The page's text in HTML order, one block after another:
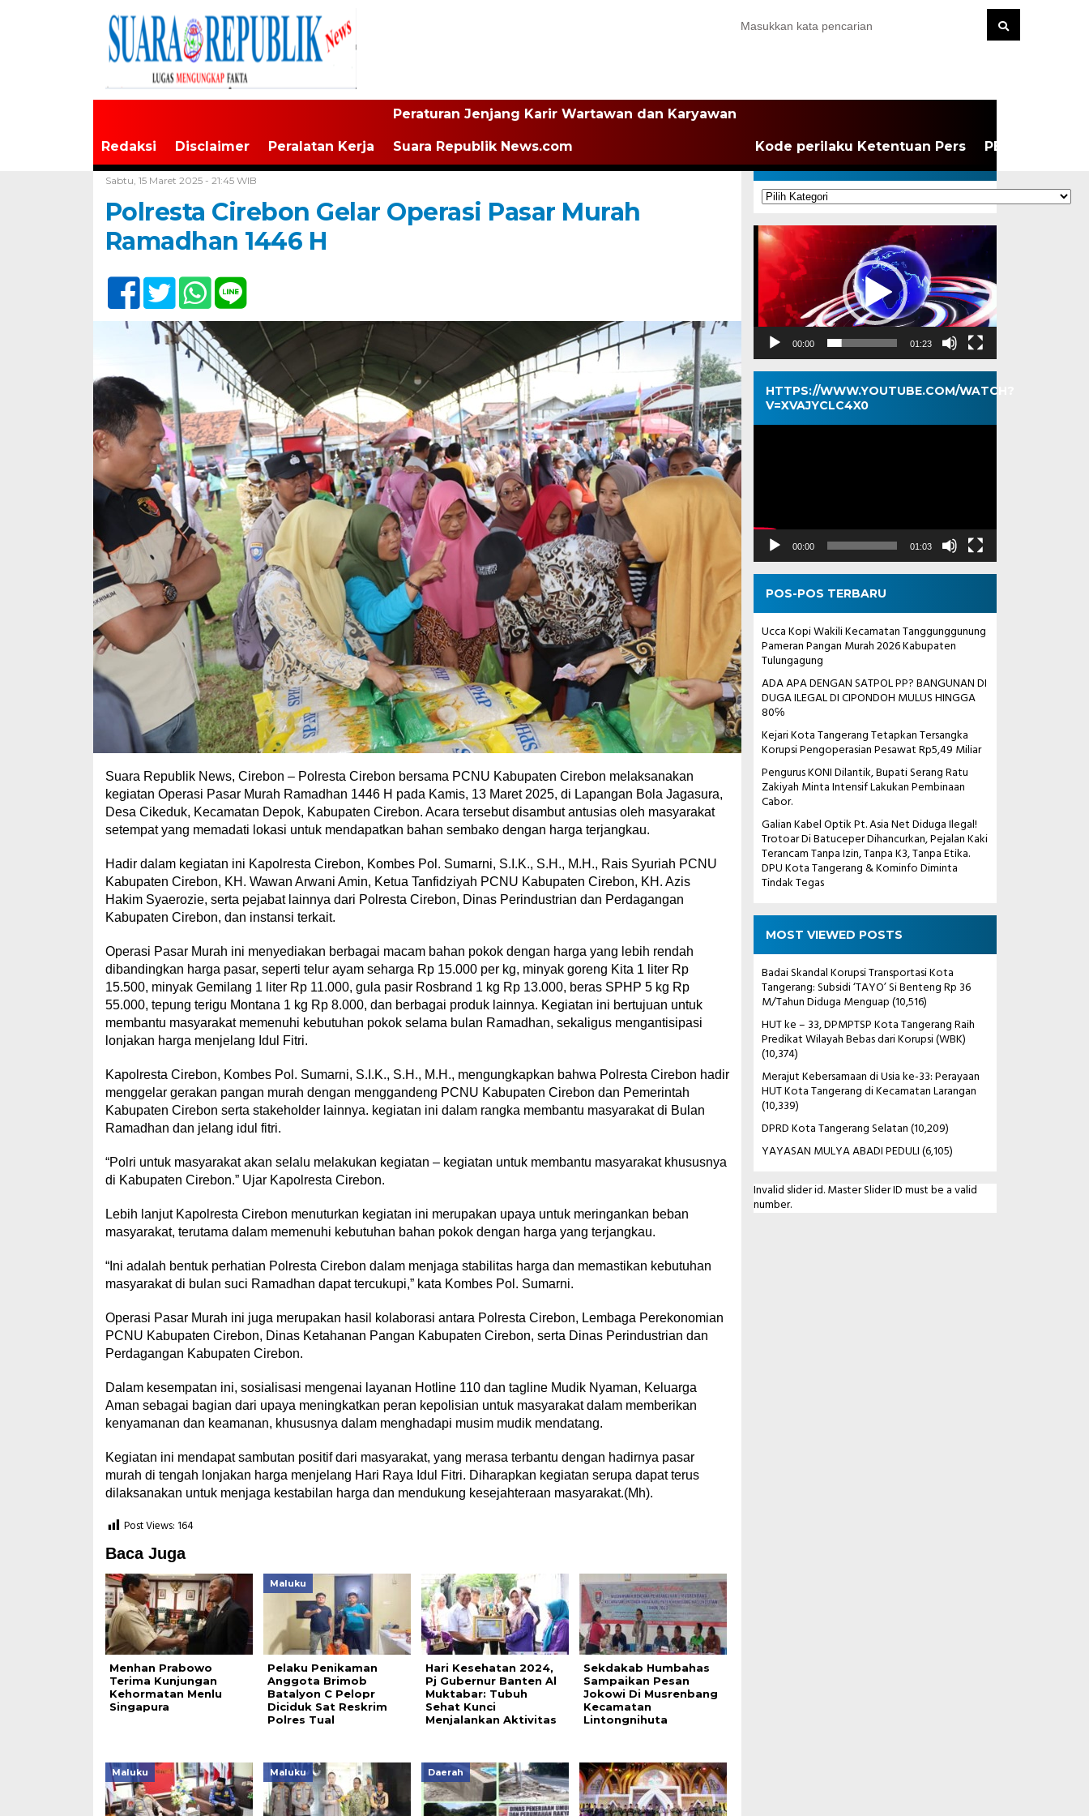
Redaksi Disclaimer Peralatan Kerja
Peraturan Jenjang Karir Wartawan dan Karyawan
Suara Republik News.com Kode perilaku Ketentuan Pers PEDOMAN
Sabtu, 15 Maret 2025 - 21:45 WIB
Polresta Cirebon Gelar Operasi Pasar Murah
Ramadhan 1446 H
Suara Republik News, Cirebon – Polresta Cirebon bersama PCNU Kabupaten Cirebon melaksanakan
kegiatan Operasi Pasar Murah Ramadhan 1446 H pada Kamis, 13 Maret 2025, di Lapangan Bola Jagasura,
Desa Cikeduk, Kecamatan Depok, Kabupaten Cirebon. Acara tersebut disambut antusias oleh masyarakat
setempat yang memadati lokasi untuk mendapatkan bahan sembako dengan harga terjangkau.
Hadir dalam kegiatan ini Kapolresta Cirebon, Kombes Pol. Sumarni, S.I.K., S.H., M.H., Rais Syuriah PCNU
Kabupaten Cirebon, KH. Wawan Arwani Amin, Ketua Tanfidziyah PCNU Kabupaten Cirebon, KH. Azis
Hakim Syaerozie, serta pejabat lainnya dari Polresta Cirebon, Dinas Perindustrian dan Perdagangan
Kabupaten Cirebon, dan instansi terkait.
Operasi Pasar Murah ini menyediakan berbagai macam bahan pokok dengan harga yang lebih rendah
dibandingkan harga pasar, seperti telur ayam seharga Rp 15.000 per kg, minyak goreng Kita 1 liter Rp
15.500, minyak Gemilang 1 liter Rp 11.000, gula pasir Rosbrand 1 kg Rp 13.000, beras SPHP 5 kg Rp
55.000, tepung terigu Montana 1 kg Rp 8.000, dan berbagai produk lainnya. Kegiatan ini bertujuan untuk
membantu masyarakat memenuhi kebutuhan pokok selama bulan Ramadhan, sekaligus mengantisipasi
lonjakan harga menjelang Idul Fitri.
Kapolresta Cirebon, Kombes Pol. Sumarni, S.I.K., S.H., M.H., mengungkapkan bahwa Polresta Cirebon hadir
menggelar gerakan pangan murah dengan menggandeng PCNU Kabupaten Cirebon dan Pemerintah
Kabupaten Cirebon serta stakeholder lainnya. kegiatan ini dalam rangka membantu masyarakat di Bulan
Ramadhan dan jelang idul fitri.
“Polri untuk masyarakat akan selalu melakukan kegiatan – kegiatan untuk membantu masyarakat khususnya
di Kabupaten Cirebon.” Ujar Kapolresta Cirebon.
Lebih lanjut Kapolresta Cirebon menuturkan kegiatan ini merupakan upaya untuk meringankan beban
masyarakat, terutama dalam memenuhi kebutuhan bahan pokok dengan harga yang terjangkau.
“Ini adalah bentuk perhatian Polresta Cirebon dalam menjaga stabilitas harga dan memastikan kebutuhan
masyarakat di bulan suci Ramadhan dapat tercukupi,” kata Kombes Pol. Sumarni.
Operasi Pasar Murah ini juga merupakan hasil kolaborasi antara Polresta Cirebon, Lembaga Perekonomian
PCNU Kabupaten Cirebon, Dinas Ketahanan Pangan Kabupaten Cirebon, serta Dinas Perindustrian dan
Perdagangan Kabupaten Cirebon.
Dalam kesempatan ini, sosialisasi mengenai layanan Hotline 110 dan tagline Mudik Nyaman, Keluarga
Aman sebagai bagian dari upaya meningkatkan peran kepolisian untuk masyarakat dalam memberikan
kenyamanan dan keamanan, khususnya dalam menghadapi musim mudik mendatang.
Kegiatan ini mendapat sambutan positif dari masyarakat, yang merasa terbantu dengan hadirnya pasar
murah di tengah lonjakan harga menjelang Hari Raya Idul Fitri. Diharapkan kegiatan serupa dapat terus
dilaksanakan untuk menjaga kestabilan harga dan mendukung kesejahteraan masyarakat.(Mh).
Post Views: 164
Baca Juga
Menhan Prabowo
Terima Kunjungan
Kehormatan Menlu
Singapura
Maluku
Pelaku Penikaman
Anggota Brimob
Batalyon C Pelopr
Diciduk Sat Reskrim
Polres Tual
Hari Kesehatan 2024,
Pj Gubernur Banten Al
Muktabar: Tubuh
Sehat Kunci
Menjalankan Aktivitas
Sekdakab Humbahas
Sampaikan Pesan
Jokowi Di Musrenbang
Kecamatan
Lintongnihuta
Maluku Maluku Daerah
KATEGORI
Kategori
Pemutar
Video
00:00 01:23
HTTPS://WWW.YOUTUBE.COM/WATCH?
V=XVAJYCLC4X0
Pemutar
00:00 01:03
POS-POS TERBARU
Ucca Kopi Wakili Kecamatan Tanggunggunung
Pameran Pangan Murah 2026 Kabupaten
Tulungagung
ADA APA DENGAN SATPOL PP? BANGUNAN DI
DUGA ILEGAL DI CIPONDOH MULUS HINGGA
80℅
Kejari Kota Tangerang Tetapkan Tersangka
Korupsi Pengoperasian Pesawat Rp5,49 Miliar
Pengurus KONI Dilantik, Bupati Serang Ratu
Zakiyah Minta Intensif Lakukan Pembinaan
Cabor.
Galian Kabel Optik Pt. Asia Net Diduga Ilegal!
Trotoar Di Batuceper Dihancurkan, Pejalan Kaki
Terancam Tanpa Izin, Tanpa K3, Tanpa Etika.
DPU Kota Tangerang & Kominfo Diminta
Tindak Tegas
MOST VIEWED POSTS
Badai Skandal Korupsi Transportasi Kota
Tangerang: Subsidi ‘TAYO’ Si Benteng Rp 36
M/Tahun Diduga Menguap(10,516)
HUT ke – 33, DPMPTSP Kota Tangerang Raih
Predikat Wilayah Bebas dari Korupsi (WBK)
(10,374)
Merajut Kebersamaan di Usia ke-33: Perayaan
HUT Kota Tangerang di Kecamatan Larangan
(10,339)
DPRD Kota Tangerang Selatan(10,209)
YAYASAN MULYA ABADI PEDULI(6,105)
Invalid slider id. Master Slider ID must be a valid
number.